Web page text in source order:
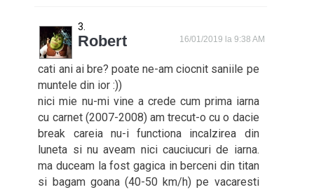
Robert 16/01/2019 la 9:38 AM
cati ani ai bre? poate ne-am ciocnit saniile pe
muntele din ior :))
nici mie nu-mi vine a crede cum prima iarna
cu carnet (2007-2008) am trecut-o cu o dacie
break careia nu-i functiona incalzirea din
luneta si nu aveam nici cauciucuri de iarna.
ma duceam la fost gagica in berceni din titan
si bagam goana (40-50 km/h) pe vacaresti